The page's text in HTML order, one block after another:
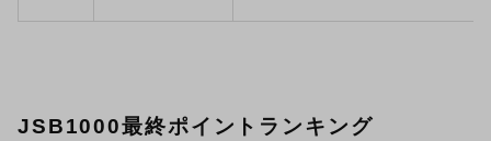
JSB1000最終ポイントランキング